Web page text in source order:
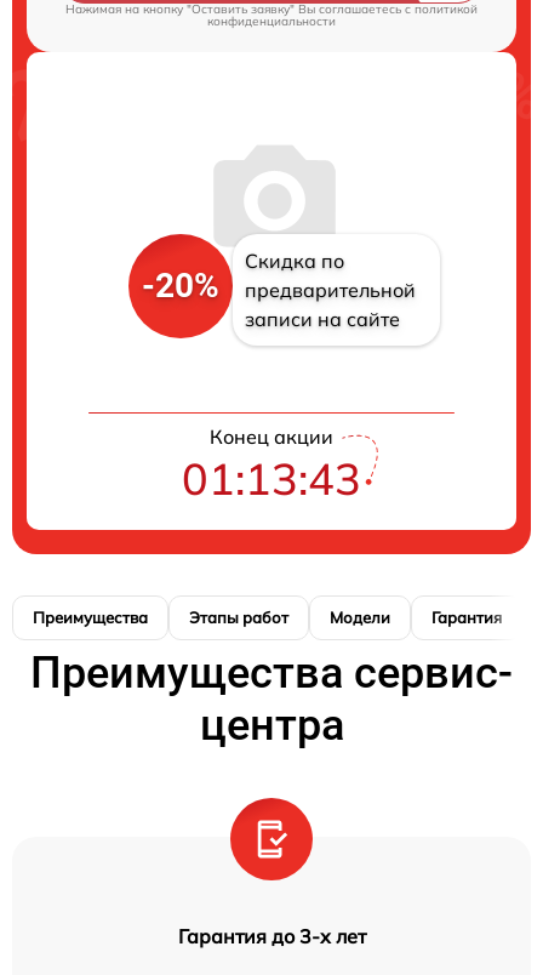
Нажимая на кнопку "Оставить заявку" Вы соглашаетесь c политикой
конфиденциальности
-20%
Скидка по
предварительной
записи на сайте
Конец акции
01:13:42
Преимущества Этапы работ Модели Гарантия
Преимущества сервис-
центра
Гарантия до 3-х лет